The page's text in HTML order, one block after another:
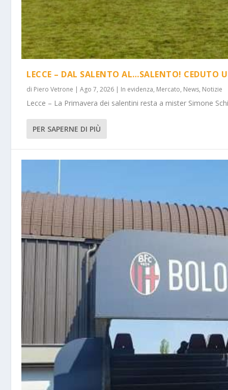
LECCE – DAL SALENTO AL…SALENTO! CEDUTO
di Piero Vetrone |Ago 7, 2026 | In evidenza, Mercato, News, Notizie
Lecce – La Primavera dei salentini resta a mister Simone
PER SAPERNE DI PIÙ